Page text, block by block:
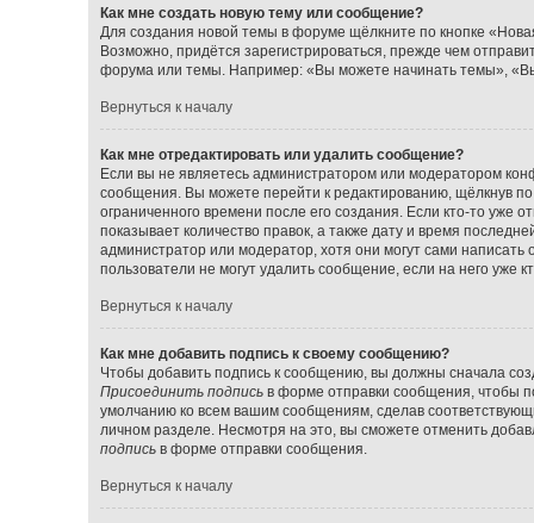
Как мне создать новую тему или сообщение?
Для создания новой темы в форуме щёлкните по кнопке
Возможно, придётся зарегистрироваться, прежде чем
форума или темы. Например: «Вы можете начинать темы»,
Вернуться к началу
Как мне отредактировать или удалить сообщение?
Если вы не являетесь администратором или модератором
сообщения. Вы можете перейти к редактированию, щёлкнув
ограниченного времени после его создания. Если кто-то уже
показывает количество правок, а также дату и время
администратор или модератор, хотя они могут сами
пользователи не могут удалить сообщение, если на него уже
Вернуться к началу
Как мне добавить подпись к своему сообщению?
Чтобы добавить подпись к сообщению, вы должны сначала
Присоединить подписьв форме отправки сообщения, чтобы
умолчанию ко всем вашим сообщениям, сделав
личном разделе. Несмотря на это, вы сможете отменить
подписьв форме отправки сообщения.
Вернуться к началу